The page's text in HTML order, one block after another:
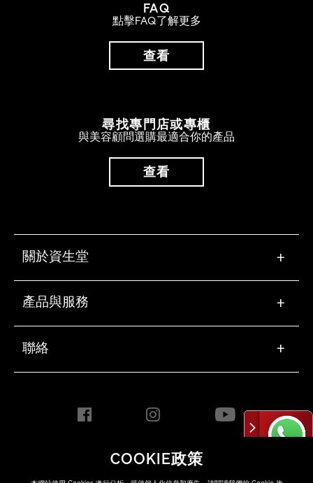
COOKIE政策
FAQ
點擊FAQ了解更多
查看
尋找專門店或專櫃
與美容顧問選購最適合你的產品
查看
關於資生堂 +
產品與服務 +
聯絡 +